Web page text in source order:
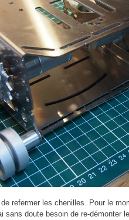
refermer les chenilles. Pour le
sans doute besoin de re-démonter